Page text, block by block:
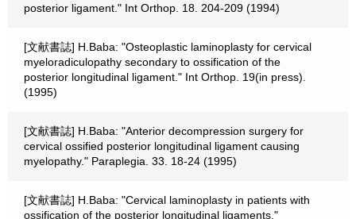
posterior ligament." Int Orthop. 18. 204-209 (1994)
[文献書誌] H.Baba: "Osteoplastic laminoplasty for cervical
myeloradiculopathy secondary to ossification of the
posterior longitudinal ligament." Int Orthop. 19(in press).
(1995)
[文献書誌] H.Baba: "Anterior decompression surgery for
cervical ossified posterior longitudinal ligament causing
myelopathy." Paraplegia. 33. 18-24 (1995)
[文献書誌] H.Baba: "Cervical laminoplasty in patients with
ossification of the posterior longitudinal ligaments."